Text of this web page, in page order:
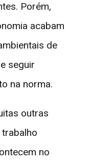
Porém,
acabam
de
seguir
na norma.
outras
no